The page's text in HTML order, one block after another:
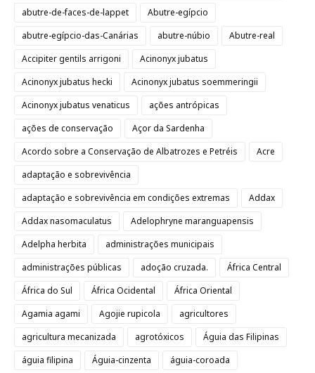
abutre-de-faces-de-lappet
Abutre-egípcio
abutre-egípcio-das-Canárias
abutre-núbio
Abutre-real
Accipiter gentils arrigoni
Acinonyx jubatus
Acinonyx jubatus hecki
Acinonyx jubatus soemmeringii
Acinonyx jubatus venaticus
ações antrópicas
ações de conservação
Açor da Sardenha
Acordo sobre a Conservação de Albatrozes e Petréis
Acre
adaptação e sobrevivência
adaptação e sobrevivência em condições extremas
Addax
Addax nasomaculatus
Adelophryne maranguapensis
Adelpha herbita
administrações municipais
administrações públicas
adoção cruzada.
África Central
África do Sul
África Ocidental
África Oriental
Agamia agami
Agojie rupicola
agricultores
agricultura mecanizada
agrotóxicos
Águia das Filipinas
águia filipina
Águia-cinzenta águia-coroada